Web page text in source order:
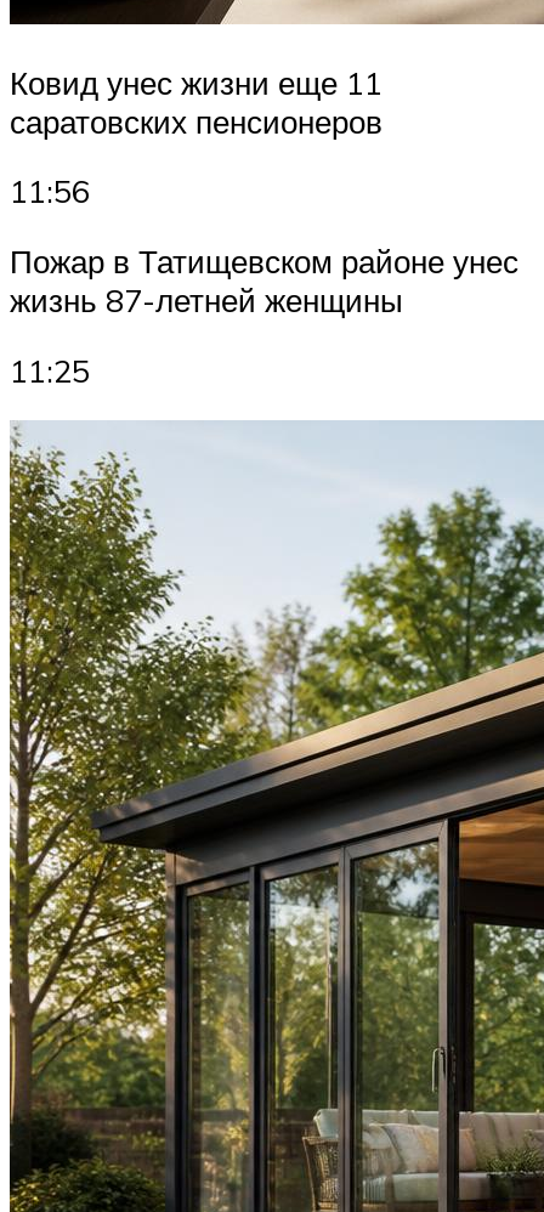
Ковид унес жизни еще 11
саратовских пенсионеров
11:56
Пожар в Татищевском районе унес
жизнь 87-летней женщины
11:25